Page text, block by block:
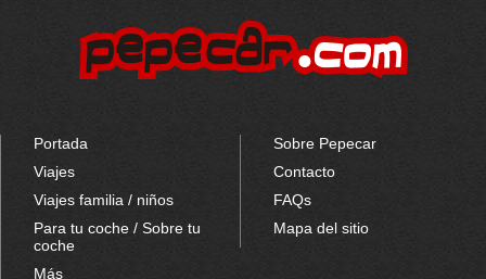
Portada
Viajes
Viajes familia / niños
Para tu coche / Sobre tu
coche
Más
Sobre Pepecar
Contacto
FAQs
Mapa del sitio